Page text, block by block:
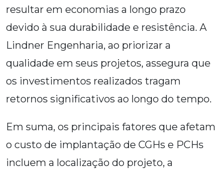
resultar em economias a longo prazo
devido à sua durabilidade e resistência. A
Lindner Engenharia, ao priorizar a
qualidade em seus projetos, assegura que
os investimentos realizados tragam
retornos significativos ao longo do tempo.
Em suma, os principais fatores que afetam
o custo de implantação de CGHs e PCHs
incluem a localização do projeto, a